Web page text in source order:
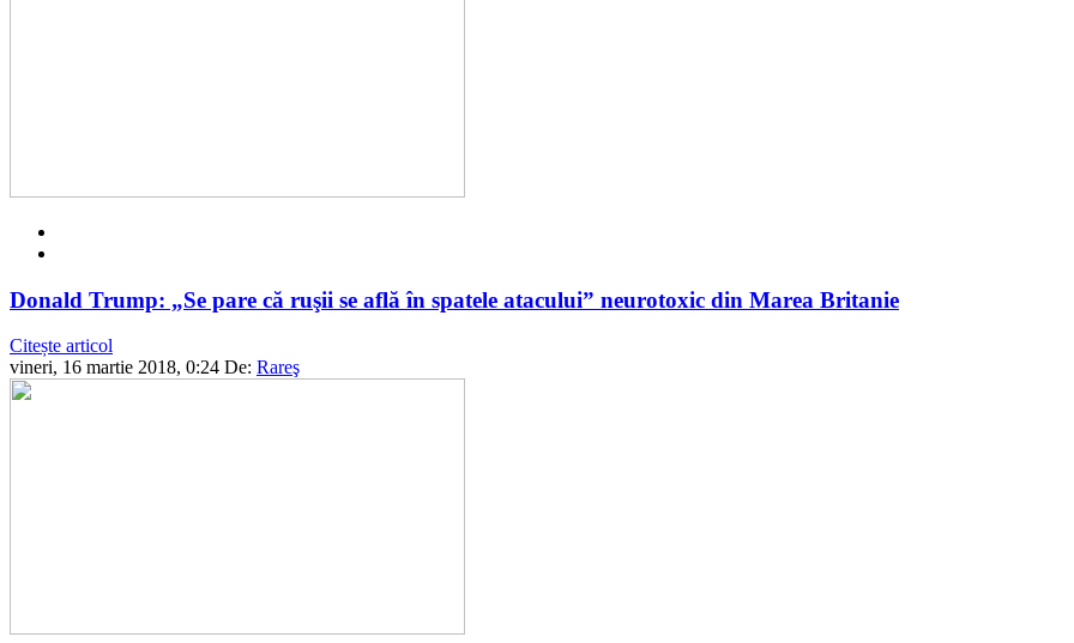
Donald Trump: „Se pare că ruşii se află în spatele atacului” neurotoxic din Marea Britanie
Citește articol
vineri, 16 martie 2018, 0:24 De: Rareş